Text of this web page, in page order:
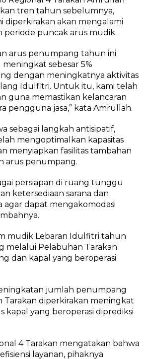
tren tahun sebelumnya,
akan mengalami
puncak arus mudik.
arus penumpang tahun ini
sebesar 5%
dengan meningkatnya aktivitas
Idulfitri. Untuk itu, kami telah
guna memastikan kelancaran
pengguna jasa,” kata Amrullah.
sebagai langkah antisipatif,
mengoptimalkan kapasitas
menyiapkan fasilitas tambahan
arus penumpang.
persiapan di ruang tunggu
ketersediaan sarana dan
dapat mengakomodasi
.
mudik Lebaran Idulfitri tahun
melalui Pelabuhan Tarakan
dan kapal yang beroperasi
jumlah penumpang
diperkirakan meningkat
kapal yang beroperasi diprediksi
4 Tarakan mengatakan bahwa
layanan, pihaknya